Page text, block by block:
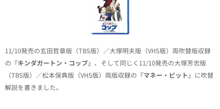
11/10発売の玄田哲章版（TBS版）／大塚明夫版（VHS版）両吹替版収録
の 『キンダガートン・コップ』 、そして同じく11/10発売の大塚芳忠版
（TBS版）／松本保典版（VHS版）両版収録の 『マネー・ピット』 に吹替
解説を書きました。